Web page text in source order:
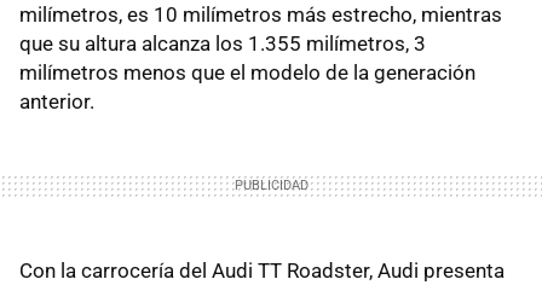
milímetros, es 10 milímetros más estrecho, mientras
que su altura alcanza los 1.355 milímetros, 3
milímetros menos que el modelo de la generación
anterior.
Con la carrocería del Audi TT Roadster, Audi presenta